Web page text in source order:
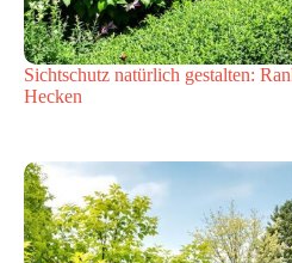
Sichtschutz natürlich gestalten:
Hecken